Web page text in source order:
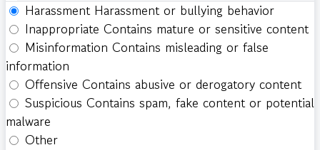
Harassment Harassment or bullying behavior
Inappropriate Contains mature or sensitive content
Misinformation Contains misleading or false
information
Offensive Contains abusive or derogatory content
Suspicious Contains spam, fake content or potential
malware
Other